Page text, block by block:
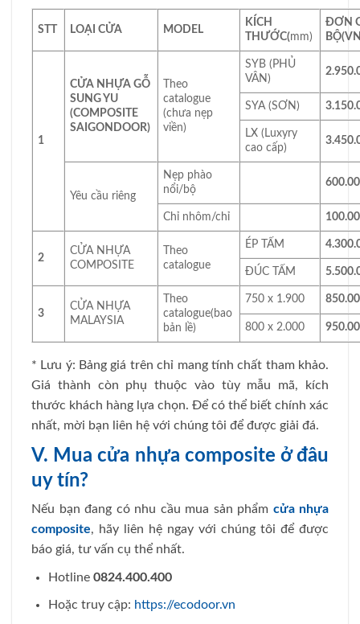
STT LOẠI CỬA MODEL
KÍCH
THƯỚC(mm)
ĐƠN
BỘ
1
CỬA NHỰA GỖ
SUNG YU
(COMPOSITE
SAIGONDOOR)
Theo
catalogue
(chưa nẹp
viền)
SYB (PHỦ
VÂN)
SYA (SƠN)
LX (Luxyry
cao cấp)
Yêu cầu riêng
Nẹp phào
nổi/bộ
Chỉ nhôm/chỉ
2
CỬA NHỰA
COMPOSITE
Theo
catalogue
ÉP TẤM
ĐÚC TẤM
3
CỬA NHỰA
MALAYSIA
Theo
catalogue(bao
bản lề)
750 x 1.900
800 x 2.000
* Lưu ý: Bảng giá trên chỉ mang tính chất tham khảo.
Giá thành còn phụ thuộc vào tùy mẫu mã, kích
thước khách hàng lựa chọn. Để có thể biết chính xác
nhất, mời bạn liên hệ với chúng tôi để được giải đá.
V. Mua cửa nhựa composite ở đâu
uy tín?
Nếu bạn đang có nhu cầu mua sản phẩm cửa nhựa
composite, hãy liên hệ ngay với chúng tôi để được
báo giá, tư vấn cụ thể nhất.
Hotline 0824.400.400
Hoặc truy cập: https://ecodoor.vn